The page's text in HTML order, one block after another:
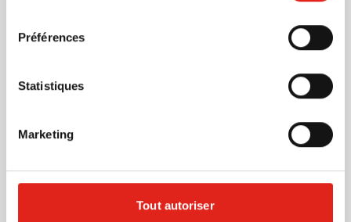
Préférences
Statistiques
Marketing
Tout autoriser
006018008
Prix normalPrix spécial
Tube crayons Duo Small Original
Livraison à partir de14 août
Visonner